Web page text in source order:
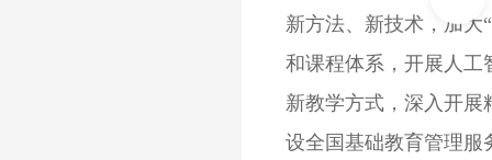
新方法、新技术，加大
和课程体系，开展人工
新教学方式，深入开
设全国基础教育管理服